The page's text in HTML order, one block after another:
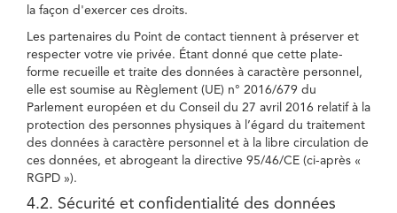
la façon d'exercer ces droits.
Les partenaires du Point de contact tiennent à préserver et
respecter votre vie privée. Étant donné que cette plate-
forme recueille et traite des données à caractère personnel,
elle est soumise au Règlement (UE) n° 2016/679 du
Parlement européen et du Conseil du 27 avril 2016 relatif à la
protection des personnes physiques à l’égard du traitement
des données à caractère personnel et à la libre circulation de
ces données, et abrogeant la directive 95/46/CE (ci-après «
RGPD »).
4.2. Sécurité et confidentialité des données